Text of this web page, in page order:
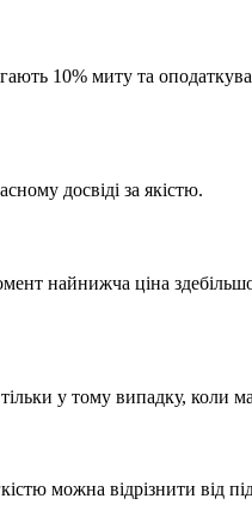
10% миту та
досвіді за якістю.
найнижча ціна
у тому випадку, коли
можна відрізнити від